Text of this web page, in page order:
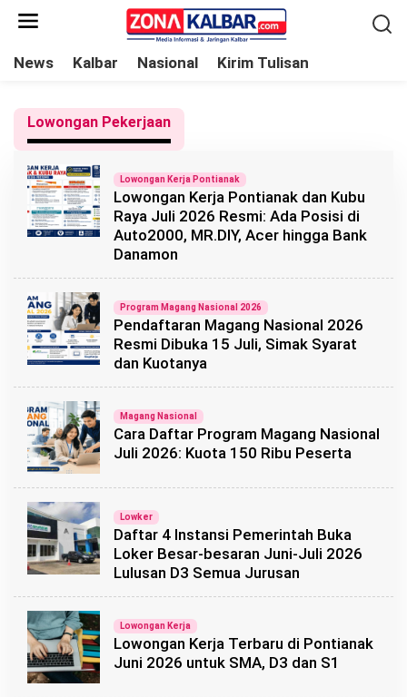
News Kalbar Nasional Kirim Tulisan
Lowongan Pekerjaan
Lowongan Kerja Pontianak
Lowongan Kerja Pontianak dan Kubu
Raya Juli 2026 Resmi: Ada Posisi di
Auto2000, MR.DIY, Acer hingga Bank
Danamon
Program Magang Nasional 2026
Pendaftaran Magang Nasional 2026
Resmi Dibuka 15 Juli, Simak Syarat
dan Kuotanya
Magang Nasional
Cara Daftar Program Magang Nasional
Juli 2026: Kuota 150 Ribu Peserta
Lowker
Daftar 4 Instansi Pemerintah Buka
Loker Besar-besaran Juni-Juli 2026
Lulusan D3 Semua Jurusan
Lowongan Kerja
Lowongan Kerja Terbaru di Pontianak
Juni 2026 untuk SMA, D3 dan S1